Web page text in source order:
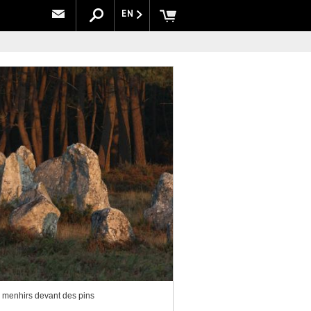
EN
devant des pins